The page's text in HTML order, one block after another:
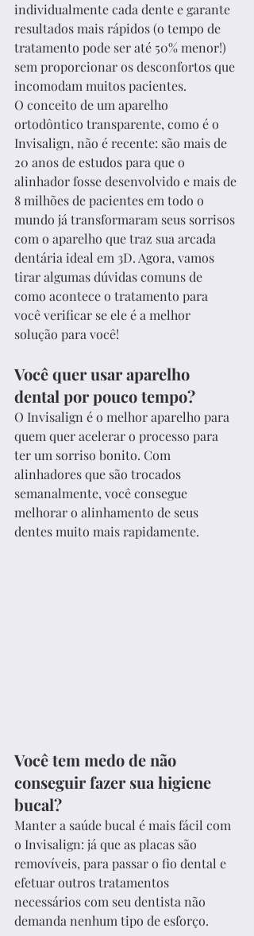
individualmente cada dente e garante
resultados mais rápidos (o tempo de
tratamento pode ser até 50% menor!)
sem proporcionar os desconfortos que
incomodam muitos pacientes.
O conceito de um aparelho
ortodôntico transparente, como é o
Invisalign, não é recente: são mais de
20 anos de estudos para que o
alinhador fosse desenvolvido e mais de
8 milhões de pacientes em todo o
mundo já transformaram seus sorrisos
com o aparelho que traz sua arcada
dentária ideal em 3D. Agora, vamos
tirar algumas dúvidas comuns de
como acontece o tratamento para
você verificar se ele é a melhor
solução para você!
Você quer usar aparelho
dental por pouco tempo?
O Invisalign é o melhor aparelho para
quem quer acelerar o processo para
ter um sorriso bonito. Com
alinhadores que são trocados
semanalmente, você consegue
melhorar o alinhamento de seus
dentes muito mais rapidamente.
Você tem medo de não
conseguir fazer sua higiene
bucal?
Manter a saúde bucal é mais fácil com
o Invisalign: já que as placas são
removíveis, para passar o fio dental e
efetuar outros tratamentos
necessários com seu dentista não
demanda nenhum tipo de esforço.